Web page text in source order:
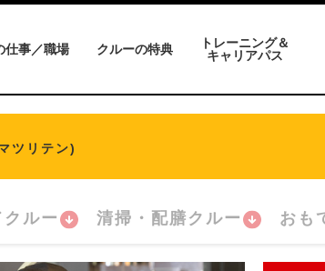
仕事／職場 クルーの特典
トレーニング＆
キャリアパス
ツリテン)
ルー 清掃・配膳クルー おも